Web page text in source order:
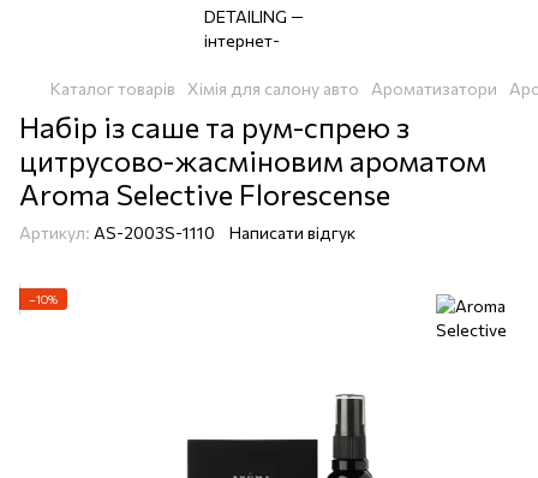
Каталог товарів Хімія для салону авто Ароматизатори
Набір із саше та рум-спрею з
цитрусово-жасміновим ароматом
Aroma Selective Florescense
Артикул: AS-2003S-1110 Написати відгук
−10%